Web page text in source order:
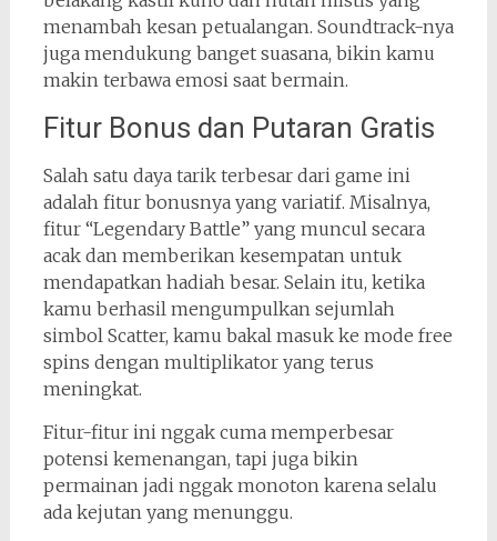
menambah kesan petualangan. Soundtrack-nya
juga mendukung banget suasana, bikin kamu
makin terbawa emosi saat bermain.
Fitur Bonus dan Putaran Gratis
Salah satu daya tarik terbesar dari game ini
adalah fitur bonusnya yang variatif. Misalnya,
fitur “Legendary Battle” yang muncul secara
acak dan memberikan kesempatan untuk
mendapatkan hadiah besar. Selain itu, ketika
kamu berhasil mengumpulkan sejumlah
simbol Scatter, kamu bakal masuk ke mode free
spins dengan multiplikator yang terus
meningkat.
Fitur-fitur ini nggak cuma memperbesar
potensi kemenangan, tapi juga bikin
permainan jadi nggak monoton karena selalu
ada kejutan yang menunggu.